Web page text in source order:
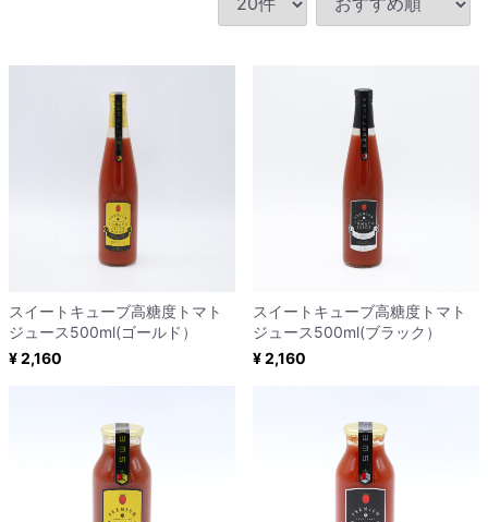
スイートキューブ高糖度トマト
ジュース500ml(ゴールド）
¥ 2,160
スイートキューブ高糖度トマト
ジュース500ml(ブラック）
¥ 2,160